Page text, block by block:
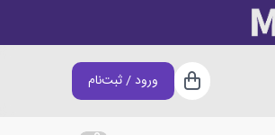
سبد خرید
ورود / ثبت‌نام